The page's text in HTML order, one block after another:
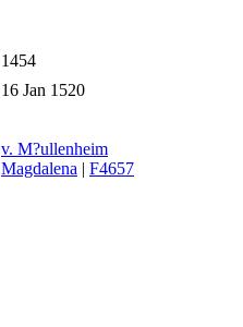
1454
16 Jan 1520
v. M?ullenheim
Magdalena | F4657